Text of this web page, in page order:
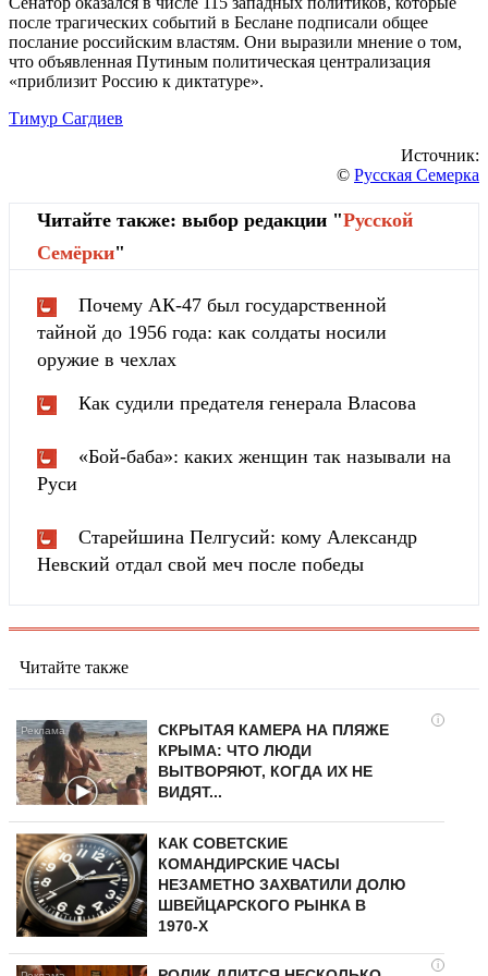
после трагических событий в Беслане подписали общее
послание российским властям. Они выразили мнение о том,
что объявленная Путиным политическая централизация
«приблизит Россию к диктатуре».
Тимур Сагдиев
Источник:
© Русская Семерка
Читайте также: выбор редакции "Русской
Cемёрки"
Почему АК-47 был государственной
тайной до 1956 года: как солдаты носили
оружие в чехлах
Как судили предателя генерала Власова
«Бой-баба»: каких женщин так называли на
Руси
Старейшина Пелгусий: кому Александр
Невский отдал свой меч после победы
Читайте также
i
СКРЫТАЯ КАМЕРА НА ПЛЯЖЕ
КРЫМА: ЧТО ЛЮДИ
ВЫТВОРЯЮТ, КОГДА ИХ НЕ
ВИДЯТ...
КАК СОВЕТСКИЕ
КОМАНДИРСКИЕ ЧАСЫ
НЕЗАМЕТНО ЗАХВАТИЛИ ДОЛЮ
ШВЕЙЦАРСКОГО РЫНКА В
1970-Х
i